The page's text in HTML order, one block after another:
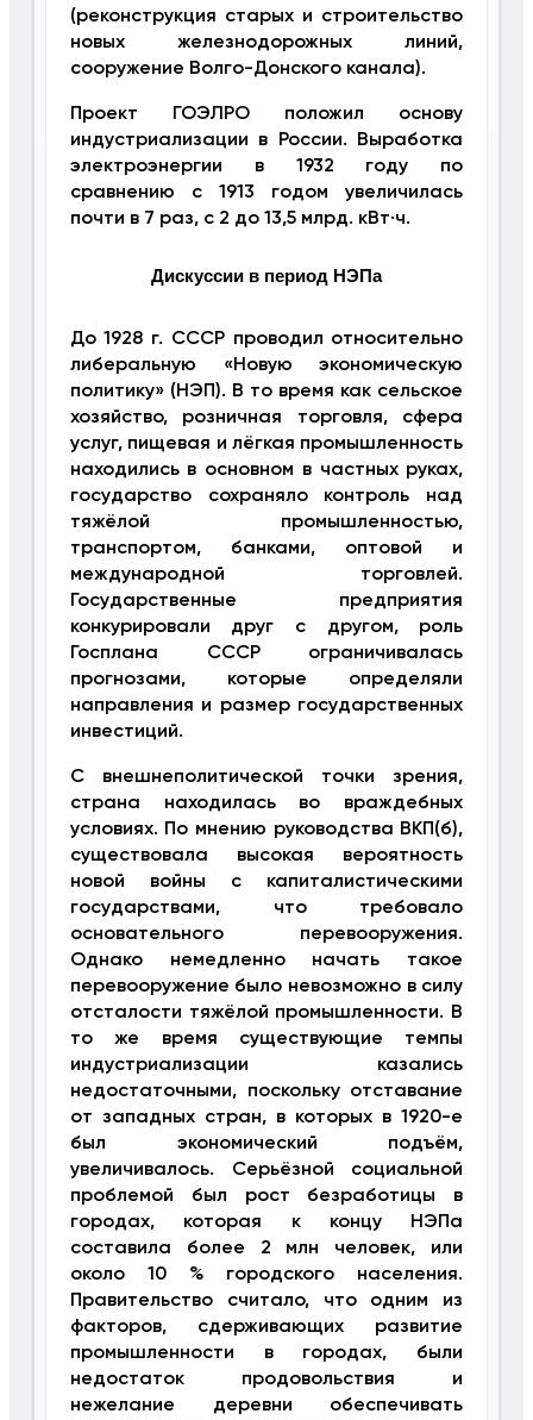
(реконструкция старых и строительство
новых железнодорожных линий,
сооружение Волго-Донского канала).
Проект ГОЭЛРО положил основу
индустриализации в России. Выработка
электроэнергии в 1932 году по
сравнению с 1913 годом увеличилась
почти в 7 раз, с 2 до 13,5 млрд. кВт·ч.
Дискуссии в период НЭПа
До 1928 г. СССР проводил относительно
либеральную «Новую экономическую
политику» (НЭП). В то время как сельское
хозяйство, розничная торговля, сфера
услуг, пищевая и лёгкая промышленность
находились в основном в частных руках,
государство сохраняло контроль над
тяжёлой промышленностью,
транспортом, банками, оптовой и
международной торговлей.
Государственные предприятия
конкурировали друг с другом, роль
Госплана СССР ограничивалась
прогнозами, которые определяли
направления и размер государственных
инвестиций.
С внешнеполитической точки зрения,
страна находилась во враждебных
условиях. По мнению руководства ВКП(б),
существовала высокая вероятность
новой войны с капиталистическими
государствами, что требовало
основательного перевооружения.
Однако немедленно начать такое
перевооружение было невозможно в силу
отсталости тяжёлой промышленности. В
то же время существующие темпы
индустриализации казались
недостаточными, поскольку отставание
от западных стран, в которых в 1920-е
был экономический подъём,
увеличивалось. Серьёзной социальной
проблемой был рост безработицы в
городах, которая к концу НЭПа
составила более 2 млн человек, или
около 10 % городского населения.
Правительство считало, что одним из
факторов, сдерживающих развитие
промышленности в городах, были
недостаток продовольствия и
нежелание деревни обеспечивать